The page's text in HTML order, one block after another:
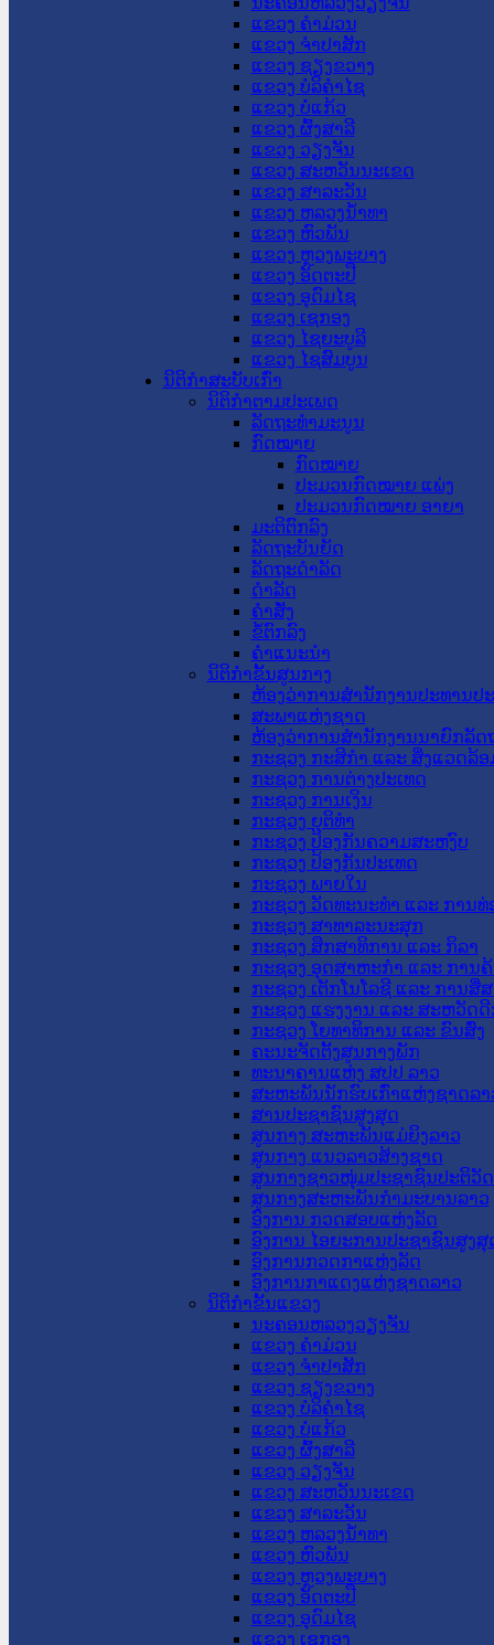
ແຂວງ ຄໍາມ່ວນ
ແຂວງ ຈໍາປາສັກ
ແຂວງ ຊຽງຂວາງ
ແຂວງ ບໍລິຄໍາໄຊ
ແຂວງ ບໍ່ແກ້ວ
ແຂວງ ຜົ້ງສາລີ
ແຂວງ ວຽງຈັນ
ແຂວງ ສະຫວັນນະເຂດ
ແຂວງ ສາລະວັນ
ແຂວງ ຫລວງນໍ້າທາ
ແຂວງ ຫົວພັນ
ແຂວງ ຫຼວງພະບາງ
ແຂວງ ອັດຕະປື
ແຂວງ ອຸດົມໄຊ
ແຂວງ ເຊກອງ
ແຂວງ ໄຊຍະບູລີ
ແຂວງ ໄຊສົມບູນ
ນິຕິກໍາສະບັບເກົ່າ
ນິຕິກຳຕາມປະເພດ
ລັດຖະທໍາມະນູນ
ກົດໝາຍ
ກົດໝາຍ
ປະມວນກົດໝາຍ ແພ່ງ
ປະມວນກົດໝາຍ ອາຍາ
ມະຕິຕົກລົງ
ລັດຖະບັນຍັດ
ລັດຖະດໍາລັດ
ດໍາລັດ
ຄໍາສັ່ງ
ຂໍ້ຕົກລົງ
ຄໍາແນະນໍາ
ນິຕິກໍາຂັ້ນສູນກາງ
ຫ້ອງວ່າການສໍານັກງານປະທານປ
ສະພາແຫ່ງຊາດ
ຫ້ອງວ່າການສຳນັກງານນາຍົກລັດ
ກະຊວງ ກະສິກຳ ແລະ ສິ່ງແວດລ້ອ
ກະຊວງ ການຕ່າງປະເທດ
ກະຊວງ ການເງິນ
ກະຊວງ ຍຸຕິທໍາ
ກະຊວງ ປ້ອງກັນຄວາມສະຫງົບ
ກະຊວງ ປ້ອງກັນປະເທດ
ກະຊວງ ພາຍໃນ
ກະຊວງ ວັດທະນະທຳ ແລະ ການທ່
ກະຊວງ ສາທາລະນະສຸກ
ກະຊວງ ສຶກສາທິການ ແລະ ກິລາ
ກະຊວງ ອຸດສາຫະກຳ ແລະ ການຄ້
ກະຊວງ ເຕັກໂນໂລຊີ ແລະ ການສື່
ກະຊວງ ແຮງງານ ແລະ ສະຫວັດ
ກະຊວງ ໂຍທາທິການ ແລະ ຂົນສົ່ງ
ຄະນະຈັດຕັ້ງສູນກາງພັກ
ທະນາຄານແຫ່ງ ສປປ ລາວ
ສະຫະພັນນັກຮົບເກົ່າແຫ່ງຊາດລາ
ສານປະຊາຊົນສູງສຸດ
ສູນກາງ ສະຫະພັນແມ່ຍິງລາວ
ສູນກາງ ແນວລາວສ້າງຊາດ
ສູນກາງຊາວໜຸ່ມປະຊາຊົນປະຕິວັ
ສູນກາງສະຫະພັນກຳມະບານລາວ
ອົງການ ກວດສອບແຫ່ງລັດ
ອົງການ ໄອຍະການປະຊາຊົນສູງສຸ
ອົງການກວດກາແຫ່ງລັດ
ອົງການກາແດງແຫ່ງຊາດລາວ
ນິຕິກໍາຂັ້ນແຂວງ
ນະ​ຄອນ​ຫລວງວຽງຈັນ
ແຂວງ ຄໍາມ່ວນ
ແຂວງ ຈໍາປາສັກ
ແຂວງ ຊຽງຂວາງ
ແຂວງ ບໍລິຄໍາໄຊ
ແຂວງ ບໍ່ແກ້ວ
ແຂວງ ຜົ້ງສາລີ
ແຂວງ ວຽງຈັນ
ແຂວງ ສະຫວັນນະເຂດ
ແຂວງ ສາລະວັນ
ແຂວງ ຫລວງນໍ້າທາ
ແຂວງ ຫົວພັນ
ແຂວງ ຫຼວງພະບາງ
ແຂວງ ອັດຕະປື
ແຂວງ ອຸດົມໄຊ
ແຂວງ ເຊກອງ